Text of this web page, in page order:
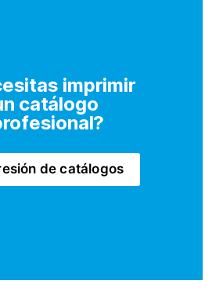
imprimir
catálogo
de catálogos